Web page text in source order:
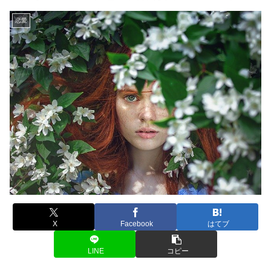
恋愛
X Facebook はてブ
LINE コピー